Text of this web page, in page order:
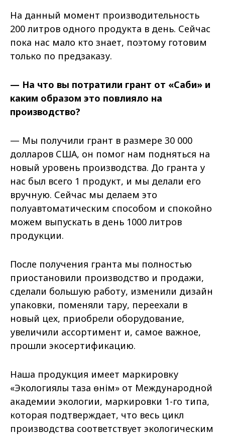
На данный момент производительность
200 литров одного продукта в день. Сейчас
пока нас мало кто знает, поэтому готовим
только по предзаказу.
— На что вы потратили грант от «Саби» и
каким образом это повлияло на
производство?
— Мы получили грант в размере 30 000
долларов США, он помог нам подняться на
новый уровень производства. До гранта у
нас был всего 1 продукт, и мы делали его
вручную. Сейчас мы делаем это
полуавтоматическим способом и спокойно
можем выпускать в день 1000 литров
продукции.
После получения гранта мы полностью
приостановили производство и продажи,
сделали большую работу, изменили дизайн
упаковки, поменяли тару, переехали в
новый цех, приобрели оборудование,
увеличили ассортимент и, самое важное,
прошли экосертификацию.
Наша продукция имеет маркировку
«Экологиялық таза өнім» от Международной
академии экологии, маркировки 1-го типа,
которая подтверждает, что весь цикл
производства соответствует экологическим